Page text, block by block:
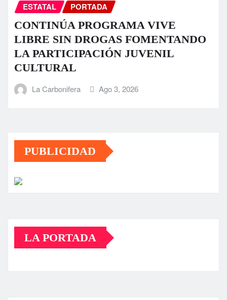
ESTATAL PORTADA
CONTINÚA PROGRAMA VIVE
LIBRE SIN DROGAS FOMENTANDO
LA PARTICIPACIÓN JUVENIL
CULTURAL
La Carbonifera Ago 3, 2026
PUBLICIDAD
LA PORTADA